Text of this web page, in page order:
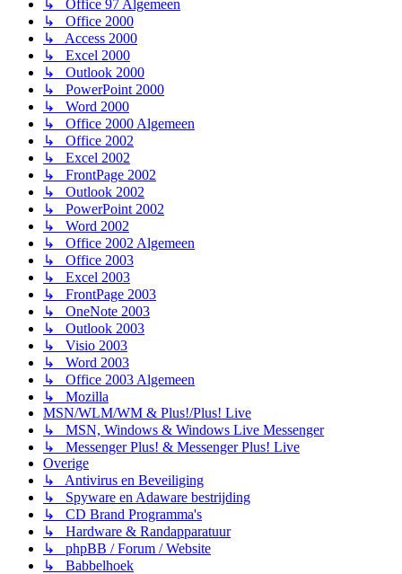
↳ Office 97 Algemeen
↳ Office 2000
↳ Access 2000
↳ Excel 2000
↳ Outlook 2000
↳ PowerPoint 2000
↳ Word 2000
↳ Office 2000 Algemeen
↳ Office 2002
↳ Excel 2002
↳ FrontPage 2002
↳ Outlook 2002
↳ PowerPoint 2002
↳ Word 2002
↳ Office 2002 Algemeen
↳ Office 2003
↳ Excel 2003
↳ FrontPage 2003
↳ OneNote 2003
↳ Outlook 2003
↳ Visio 2003
↳ Word 2003
↳ Office 2003 Algemeen
↳ Mozilla
MSN/WLM/WM & Plus!/Plus! Live
↳ MSN, Windows & Windows Live Messenger
↳ Messenger Plus! & Messenger Plus! Live
Overige
↳ Antivirus en Beveiliging
↳ Spyware en Adaware bestrijding
↳ CD Brand Programma's
↳ Hardware & Randapparatuur
↳ phpBB / Forum / Website
↳ Babbelhoek